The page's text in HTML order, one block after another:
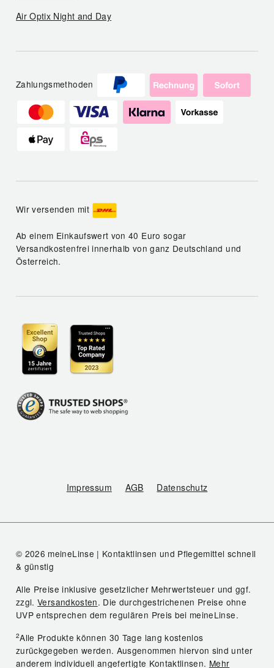
Air Optix Night and Day
Zahlungsmethoden
Wir versenden mit
Ab einem Einkaufswert von 40 Euro sogar
Versandkostenfrei innerhalb von ganz Deutschland und
Österreich.
Impressum AGB Datenschutz
© 2026 meineLinse | Kontaktlinsen und Pflegemittel schnell
& günstig
Alle Preise inklusive gesetzlicher Mehrwertsteuer und ggf.
zzgl.Versandkosten. Die durchgestrichenen Preise ohne
UVP entsprechen dem regulären Preis bei meineLinse.
2Alle Produkte können 30 Tage lang kostenlos
zurückgegeben werden. Ausgenommen hiervon sind unter
anderem individuell angefertigte Kontaktlinsen. Mehr